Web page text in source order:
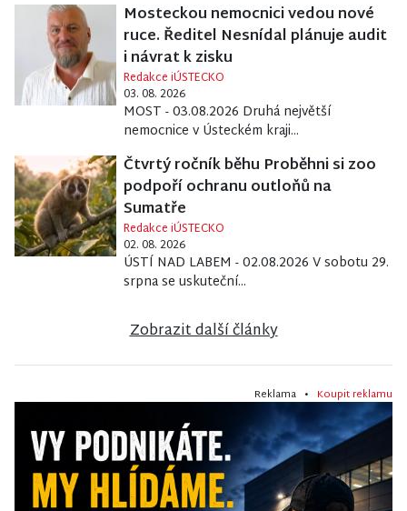
Mosteckou nemocnici vedou nové
ruce. Ředitel Nesnídal plánuje audit
i návrat k zisku
Redakce iÚSTECKO
03. 08. 2026
MOST - 03.08.2026 Druhá největší
nemocnice v Ústeckém kraji...
Čtvrtý ročník běhu Proběhni si zoo
podpoří ochranu outloňů na
Sumatře
Redakce iÚSTECKO
02. 08. 2026
ÚSTÍ NAD LABEM - 02.08.2026 V sobotu 29.
srpna se uskuteční...
Zobrazit další články
Reklama • Koupit reklamu